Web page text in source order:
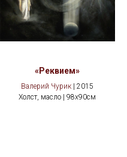
«Реквием»
Валерий Чурик| 2015
Холст, масло | 98x90см